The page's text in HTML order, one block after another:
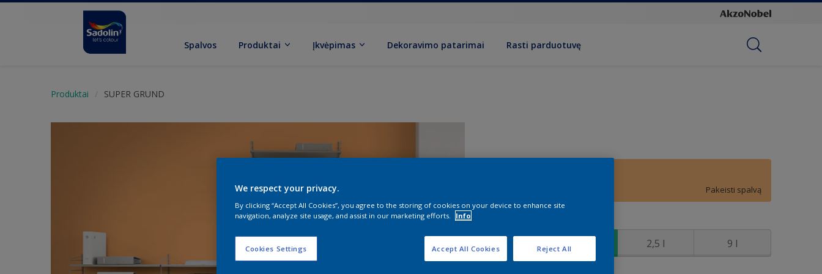
Spalvos Produktai Įkvėpimas Dekoravimo patarimai Rasti parduotuvę
Produktai SUPER GRUND
Pakeisti spalvą
0,9 l 2,5 l 9 l
We respect your privacy.
By clicking “Accept All Cookies”, you agree to the storing of cookies on your device to enhance site
navigation, analyze site usage, and assist in our marketing efforts.
Info
Cookies Settings Reject All
Accept All Cookies